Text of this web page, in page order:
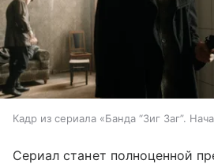
Кадр из сериала «Банда “Зиг Заг”.
Сериал станет полноценной